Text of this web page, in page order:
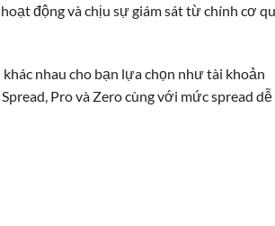
động và chịu sự giám sát từ chính cơ
nhau cho bạn lựa chọn như tài khoản
Pro và Zero cùng với mức spread dễ